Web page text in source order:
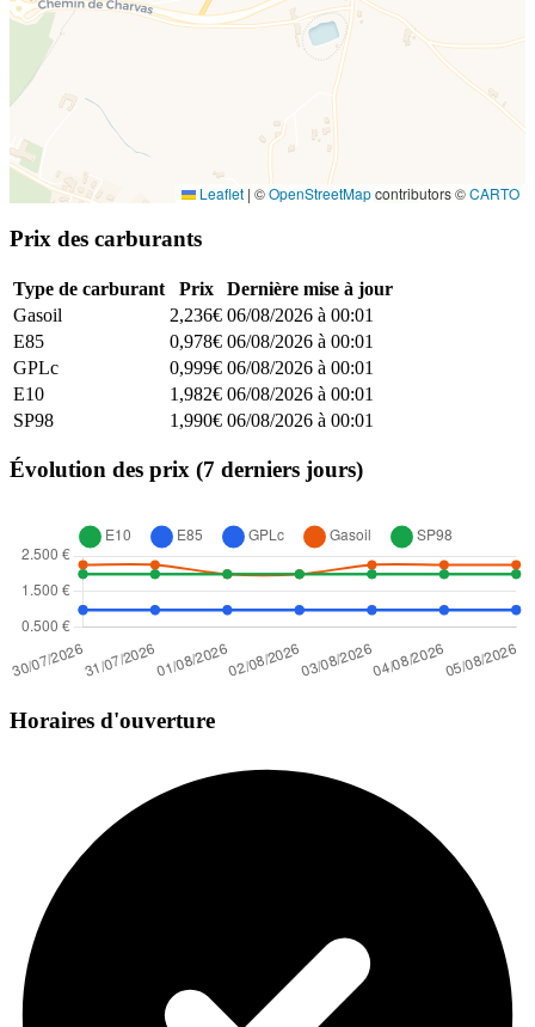
Leaflet | ©OpenStreetMapcontributors ©CARTO
Prix des carburants
Type de carburant Prix
Dernière mise à jour
Gasoil
2,236€ 06/08/2026 à 00:01
E85
0,978€ 06/08/2026 à 00:01
GPLc
0,999€ 06/08/2026 à 00:01
E10
1,982€ 06/08/2026 à 00:01
SP98
1,990€ 06/08/2026 à 00:01
Évolution des prix (7 derniers jours)
Horaires d'ouverture